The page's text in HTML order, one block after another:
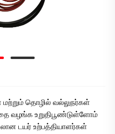
தொழில் வல்லுநர்கள்
வழங்க உறுதிபூண்டுள்ளோம்
டயர் உற்பத்தியாளர்கள்